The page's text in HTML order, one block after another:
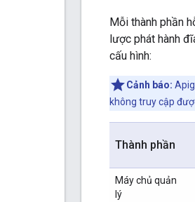
Mỗi thành phần
lược phát hành
cấu hình:
Cảnh báo:
không truy cập
Thành phần
Máy chủ quản
lý